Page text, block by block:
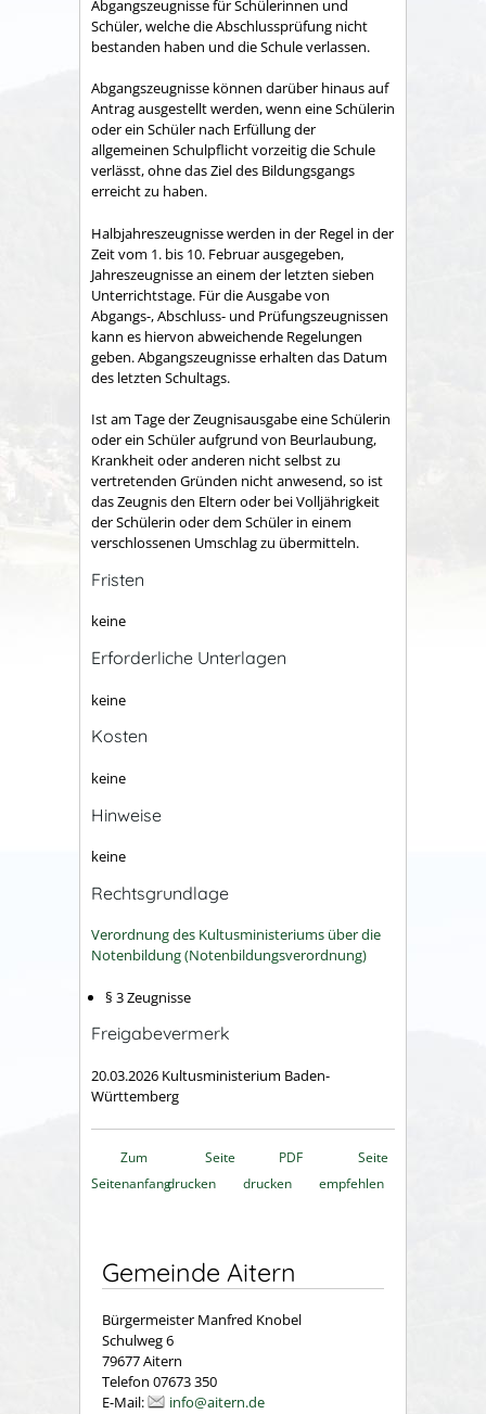
Abgangszeugnisse für Schülerinnen und
Schüler, welche die Abschlussprüfung nicht
bestanden haben und die Schule verlassen.
Abgangszeugnisse können darüber hinaus auf
Antrag ausgestellt werden, wenn eine Schülerin
oder ein Schüler nach Erfüllung der
allgemeinen Schulpflicht vorzeitig die Schule
verlässt, ohne das Ziel des Bildungsgangs
erreicht zu haben.
Halbjahreszeugnisse werden in der Regel in der
Zeit vom 1. bis 10. Februar ausgegeben,
Jahreszeugnisse an einem der letzten sieben
Unterrichtstage. Für die Ausgabe von
Abgangs-, Abschluss- und Prüfungszeugnissen
kann es hiervon abweichende Regelungen
geben. Abgangszeugnisse erhalten das Datum
des letzten Schultags.
Ist am Tage der Zeugnisausgabe eine Schülerin
oder ein Schüler aufgrund von Beurlaubung,
Krankheit oder anderen nicht selbst zu
vertretenden Gründen nicht anwesend, so ist
das Zeugnis den Eltern oder bei Volljährigkeit
der Schülerin oder dem Schüler in einem
verschlossenen Umschlag zu übermitteln.
Fristen
keine
Erforderliche Unterlagen
keine
Kosten
keine
Hinweise
keine
Rechtsgrundlage
Verordnung des Kultusministeriums über die
Notenbildung (Notenbildungsverordnung)
§ 3 Zeugnisse
Freigabevermerk
20.03.2026 Kultusministerium Baden-
Württemberg
Zum
Seitenanfang
Seite
drucken
PDF
drucken
Seite
empfehlen
Gemeinde Aitern
Bürgermeister Manfred Knobel
Schulweg 6
79677 Aitern
Telefon 07673 350
E-Mail:
info@aitern.de